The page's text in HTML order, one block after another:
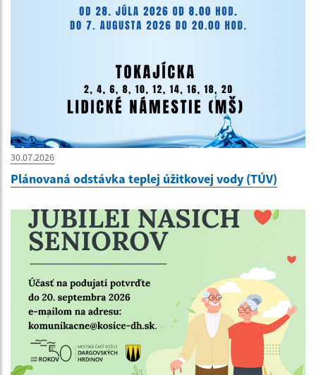
30.07.2026
Plánovaná odstávka teplej úžitkovej vody (TÚV)